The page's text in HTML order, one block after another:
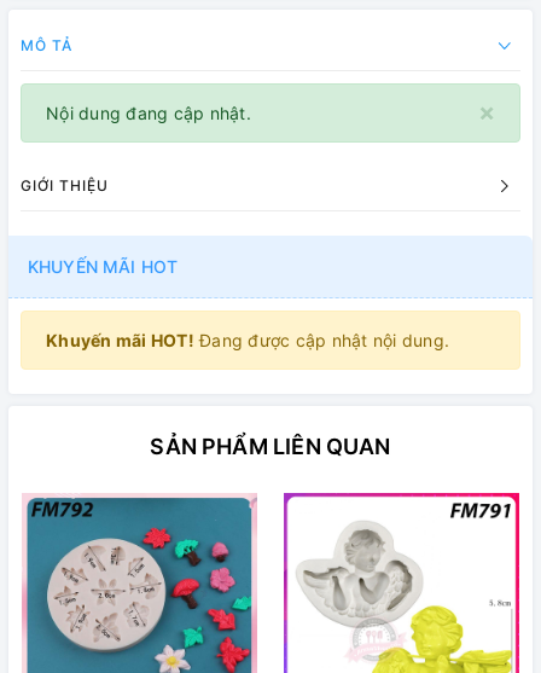
MÔ TẢ
×
Nội dung đang cập nhật.
GIỚI THIỆU
KHUYẾN MÃI HOT
Khuyến mãi HOT! Đang được cập nhật nội dung.
SẢN PHẨM LIÊN QUAN